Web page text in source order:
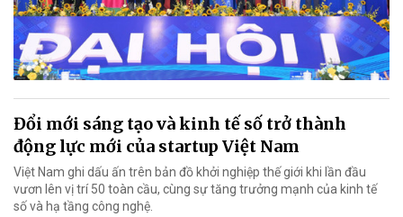
Đổi mới sáng tạo và kinh tế số trở thành
động lực mới của startup Việt Nam
Việt Nam ghi dấu ấn trên bản đồ khởi nghiệp thế giới khi lần đầu
vươn lên vị trí 50 toàn cầu, cùng sự tăng trưởng mạnh của kinh tế
số và hạ tầng công nghệ.